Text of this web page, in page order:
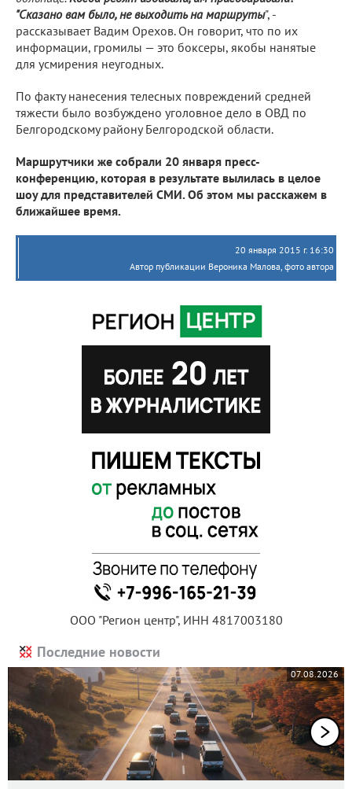
"Сказано вам было, не выходить на маршруты", -
рассказывает Вадим Орехов. Он говорит, что по их
информации, громилы — это боксеры, якобы нанятые
для усмирения неугодных.
По факту нанесения телесных повреждений средней
тяжести было возбуждено уголовное дело в ОВД по
Белгородскому району Белгородской области.
Маршрутчики же собрали 20 января пресс-
конференцию, которая в результате вылилась в целое
шоу для представителей СМИ. Об этом мы расскажем в
ближайшее время.
20 января 2015 г. 16:30
Автор публикации Вероника Малова, фото автора
ООО "Регион центр", ИНН 4817003180
Последние новости
07.08.2026